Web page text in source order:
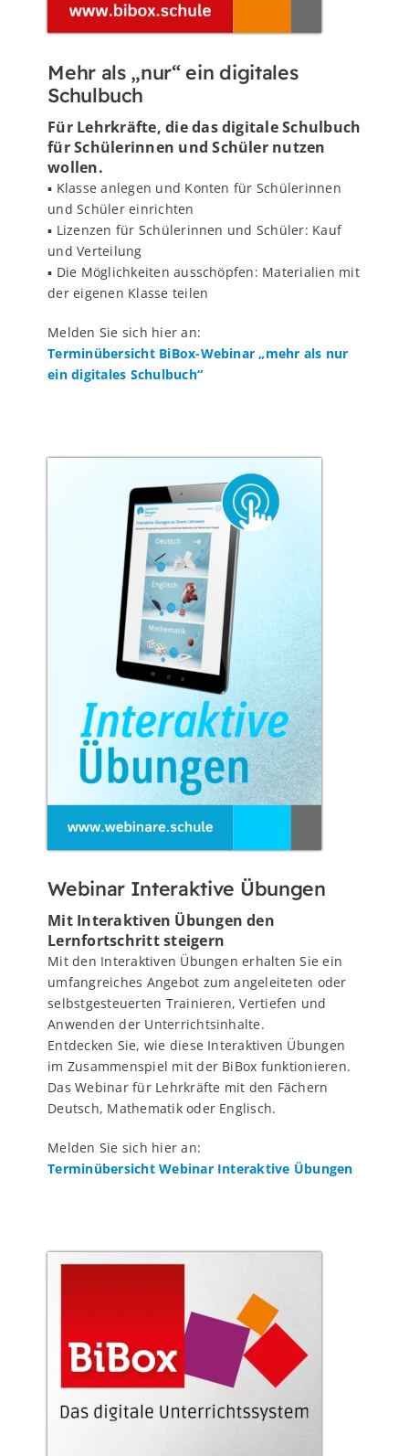
Mehr als „nur“ ein digitales
Schulbuch
Für Lehrkräfte, die das digitale Schulbuch
für Schülerinnen und Schüler nutzen
wollen.
▪️ Klasse anlegen und Konten für Schülerinnen
und Schüler einrichten
▪️ Lizenzen für Schülerinnen und Schüler: Kauf
und Verteilung
▪️ Die Möglichkeiten ausschöpfen: Materialien mit
der eigenen Klasse teilen
Melden Sie sich hier an:
Terminübersicht BiBox-Webinar „mehr als nur
ein digitales Schulbuch“
Webinar Interaktive Übungen
Mit Interaktiven Übungen den
Lernfortschritt steigern
Mit den Interaktiven Übungen erhalten Sie ein
umfangreiches Angebot zum angeleiteten oder
selbstgesteuerten Trainieren, Vertiefen und
Anwenden der Unterrichtsinhalte.
Entdecken Sie, wie diese Interaktiven Übungen
im Zusammenspiel mit der BiBox funktionieren.
Das Webinar für Lehrkräfte mit den Fächern
Deutsch, Mathematik oder Englisch.
Melden Sie sich hier an:
Terminübersicht Webinar Interaktive Übungen